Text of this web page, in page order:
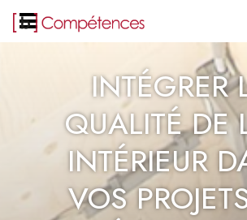
INTÉGRER
QUALITÉ DE
INTÉRIEUR
VOS